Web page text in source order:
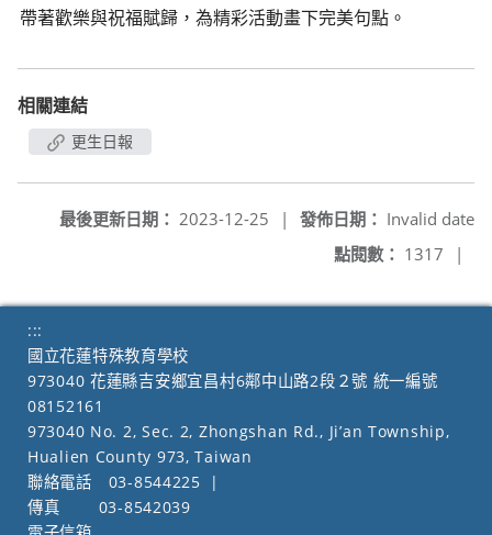
帶著歡樂與祝福賦歸，為精彩活動畫下完美句點。
相關連結
更生日報
發佈日期： Invalid date
最後更新日期： 2023-12-25
|
點閱數： 1317 |
:::
國立花蓮特殊教育學校
973040 花蓮縣吉安鄉宜昌村6鄰中山路2段２號 統一編號
08152161
973040 No. 2, Sec. 2, Zhongshan Rd., Ji’an Township,
Hualien County 973, Taiwan
聯絡電話
03-8544225
|
傳真
03-8542039